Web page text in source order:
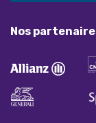
Nos